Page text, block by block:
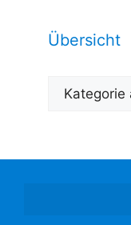
Übersicht
Übersicht